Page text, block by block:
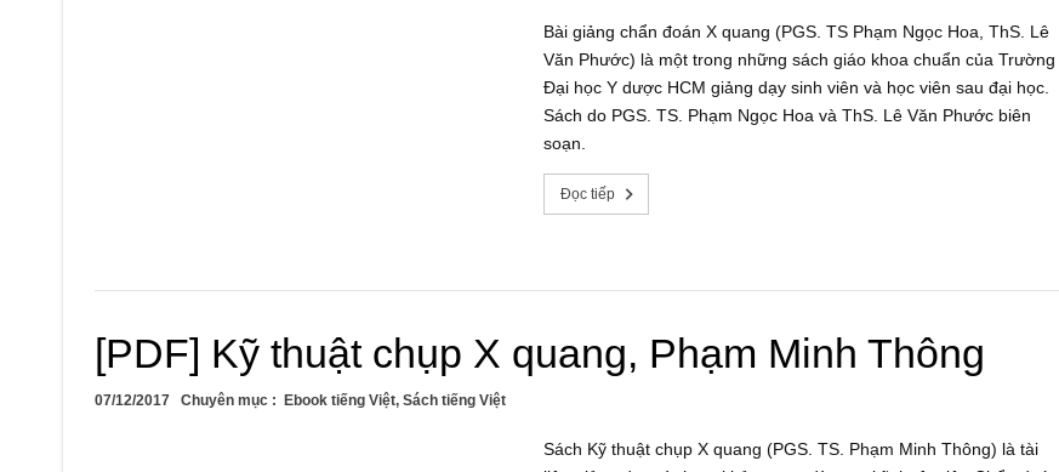
Bài giảng chẩn đoán X quang (PGS. TS Phạm Ngọc Hoa, ThS. Lê
Văn Phước) là một trong những sách giáo khoa chuẩn của Trường
Đại học Y dược HCM giảng dạy sinh viên và học viên sau đại học.
Sách do PGS. TS. Phạm Ngọc Hoa và ThS. Lê Văn Phước biên
soạn.
Đọc tiếp
[PDF] Kỹ thuật chụp X quang, Phạm Minh Thông
07/12/2017 Chuyên mục : Ebook tiếng Việt, Sách tiếng Việt
Sách Kỹ thuật chụp X quang (PGS. TS. Phạm Minh Thông) là tài